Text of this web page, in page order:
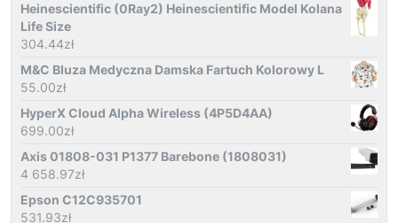
Heinescientific (0Ray2) Heinescientific Model Kolana
Life Size
304.44zł
M&C Bluza Medyczna Damska Fartuch Kolorowy L
55.00zł
HyperX Cloud Alpha Wireless (4P5D4AA)
699.00zł
Axis 01808-031 P1377 Barebone (1808031)
4 658.97zł
Epson C12C935701
531.93zł